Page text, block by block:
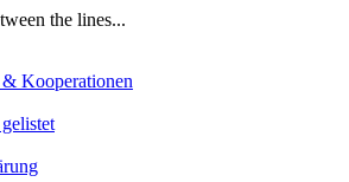
the lines...
Kooperationen